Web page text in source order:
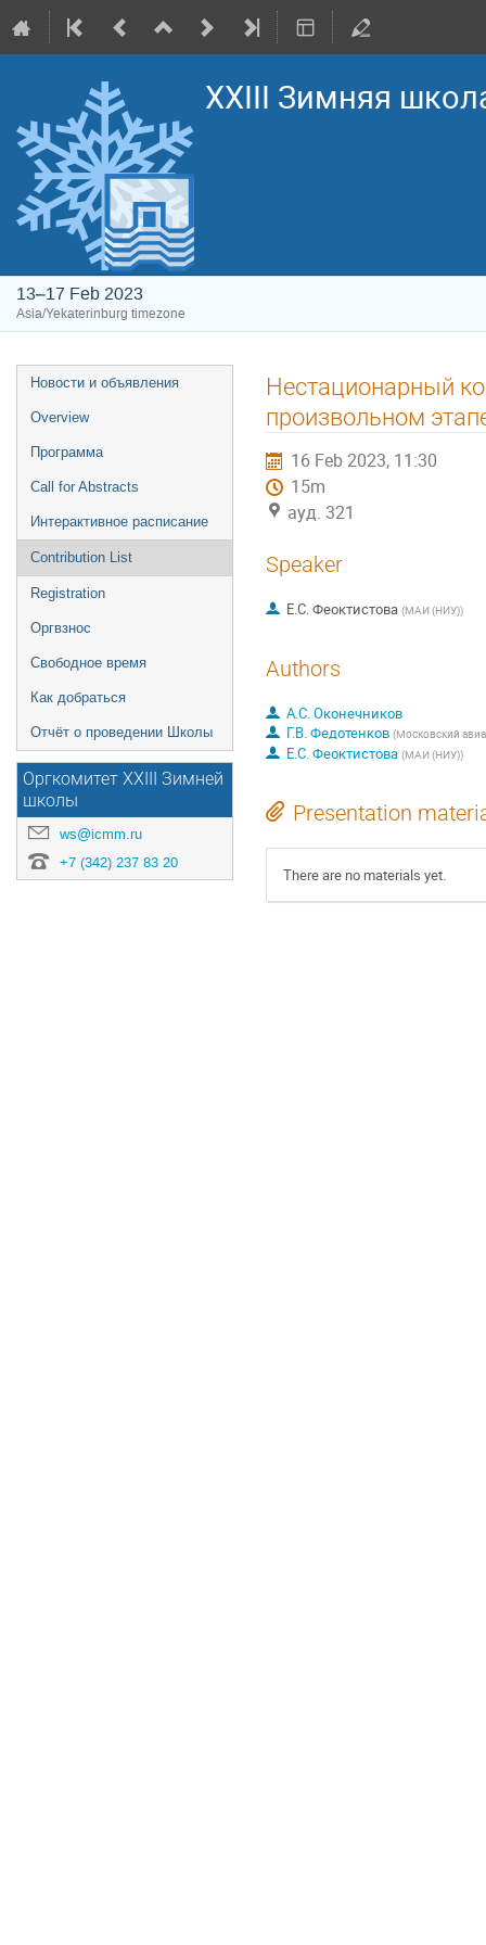
XXIII Зимняя
13–17 Feb 2023
Asia/Yekaterinburg timezone
Event
menu
Новости и объявления
Overview
Программа
Call for Abstracts
Интерактивное расписание
Contribution List
Registration
Оргвзнос
Свободное время
Как добраться
Отчёт о проведении Школы
Оргкомитет XXIII Зимней
школы
ws@icmm.ru
+7 (342) 237 83 20
Нестационарный
произвольном
16 Feb 2023, 11:30
15m
ауд. 321
Speaker
Е.С. Феоктистова (МАИ (НИУ))
Authors
А.С. Оконечников
Г.В. Федотенков (Московский
Е.С. Феоктистова (МАИ (НИУ))
Presentation
There are no materials yet.